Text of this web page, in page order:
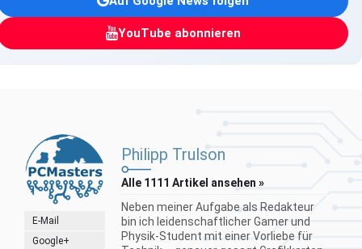
YouTube abonnieren
E-Mail
Google+
Philipp Trulson
Alle 1111 Artikel ansehen »
Neben meiner Aufgabe als Redakteur
bin ich leidenschaftlicher Gamer und
Physik-Student mit einer Vorliebe für